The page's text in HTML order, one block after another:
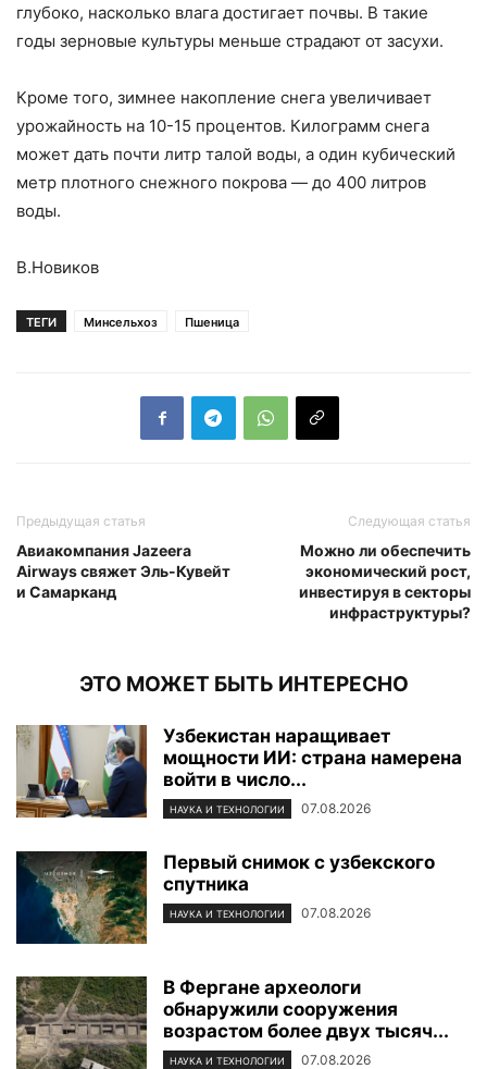
глубоко, насколько влага достигает почвы. В такие
годы зерновые культуры меньше страдают от засухи.
Кроме того, зимнее накопление снега увеличивает
урожайность на 10-15 процентов. Килограмм снега
может дать почти литр талой воды, а один кубический
метр плотного снежного покрова — до 400 литров
воды.
В.Новиков
ТЕГИ Минсельхоз Пшеница
Предыдущая статья
Авиакомпания Jazeera
Airways свяжет Эль-Кувейт
и Самарканд
Следующая статья
Можно ли обеспечить
экономический рост,
инвестируя в секторы
инфраструктуры?
ЭТО МОЖЕТ БЫТЬ ИНТЕРЕСНО
Узбекистан наращивает
мощности ИИ: страна намерена
войти в число...
НАУКА И ТЕХНОЛОГИИ 07.08.2026
Первый снимок с узбекского
спутника
НАУКА И ТЕХНОЛОГИИ 07.08.2026
В Фергане археологи
обнаружили сооружения
возрастом более двух тысяч...
НАУКА И ТЕХНОЛОГИИ 07.08.2026